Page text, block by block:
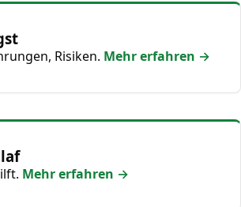
Risiken. Mehr erfahren →
Mehr erfahren →